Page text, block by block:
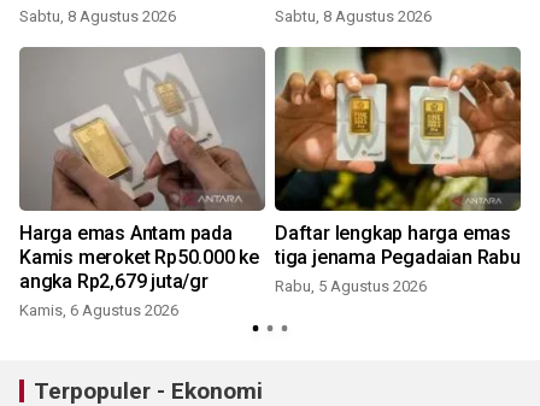
Sabtu, 8 Agustus 2026 Sabtu, 8 Agustus 2026
Harga emas Antam pada
Kamis meroket Rp50.000 ke
angka Rp2,679 juta/gr
Kamis, 6 Agustus 2026
Daftar lengkap harga emas
tiga jenama Pegadaian Rabu
Rabu, 5 Agustus 2026
Terpopuler - Ekonomi